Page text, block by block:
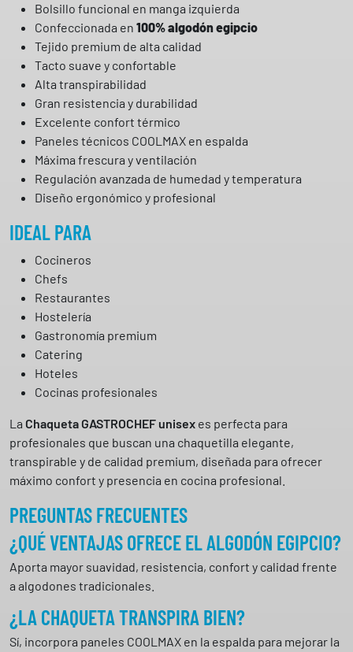
Bolsillo funcional en manga izquierda
Confeccionada en 100% algodón egipcio
Tejido premium de alta calidad
Tacto suave y confortable
Alta transpirabilidad
Gran resistencia y durabilidad
Excelente confort térmico
Paneles técnicos COOLMAX en espalda
Máxima frescura y ventilación
Regulación avanzada de humedad y temperatura
Diseño ergonómico y profesional
IDEAL PARA
Cocineros
Chefs
Restaurantes
Hostelería
Gastronomía premium
Catering
Hoteles
Cocinas profesionales
La Chaqueta GASTROCHEF unisex es perfecta para
profesionales que buscan una chaquetilla elegante,
transpirable y de calidad premium, diseñada para ofrecer
máximo confort y presencia en cocina profesional.
PREGUNTAS FRECUENTES
¿QUÉ VENTAJAS OFRECE EL ALGODÓN EGIPCIO?
Aporta mayor suavidad, resistencia, confort y calidad frente
a algodones tradicionales.
¿LA CHAQUETA TRANSPIRA BIEN?
Sí, incorpora paneles COOLMAX en la espalda para mejorar la